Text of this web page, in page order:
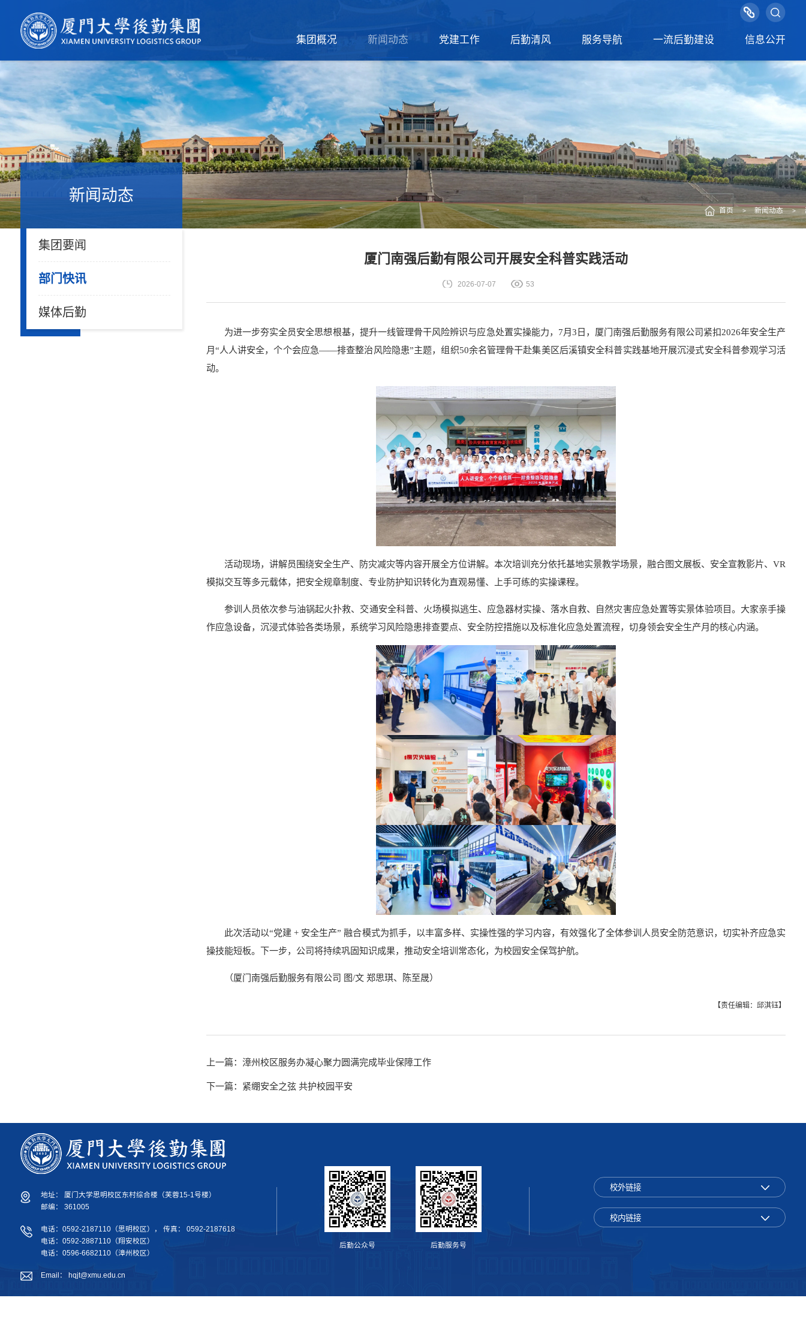
集团概况 新闻动态 党建工作 后勤清风 服务导航 一流后勤建设 信息公开
首页 > 新闻动态 >
新闻动态
集团要闻
部门快讯
媒体后勤
厦门南强后勤有限公司开展安全科普实践活动
2026-07-07 53
为进一步夯实全员安全思想根基，提升一线管理骨干风险辨识与应急处置实操能力，7月3日，厦门南强后勤服务有限公司紧扣2026年安全生产
月“人人讲安全，个个会应急——排查整治风险隐患”主题，组织50余名管理骨干赴集美区后溪镇安全科普实践基地开展沉浸式安全科普参观学习活
动。
活动现场，讲解员围绕安全生产、防灾减灾等内容开展全方位讲解。本次培训充分依托基地实景教学场景，融合图文展板、安全宣教影片、VR
模拟交互等多元载体，把安全规章制度、专业防护知识转化为直观易懂、上手可练的实操课程。
参训人员依次参与油锅起火扑救、交通安全科普、火场模拟逃生、应急器材实操、落水自救、自然灾害应急处置等实景体验项目。大家亲手操
作应急设备，沉浸式体验各类场景，系统学习风险隐患排查要点、安全防控措施以及标准化应急处置流程，切身领会安全生产月的核心内涵。
此次活动以“党建 + 安全生产” 融合模式为抓手，以丰富多样、实操性强的学习内容，有效强化了全体参训人员安全防范意识，切实补齐应急实
操技能短板。下一步，公司将持续巩固知识成果，推动安全培训常态化，为校园安全保驾护航。
（厦门南强后勤服务有限公司 图/文 郑思琪、陈至晟）
【责任编辑：邱淇钰】
上一篇： 漳州校区服务办凝心聚力圆满完成毕业保障工作
下一篇： 紧绷安全之弦 共护校园平安
地址： 厦门大学思明校区东村综合楼（芙蓉15-1号楼）
邮编： 361005
电话：0592-2187110（思明校区）， 传真： 0592-2187618
电话：0592-2887110（翔安校区）
电话：0596-6682110（漳州校区）
Email： hqjt@xmu.edu.cn
后勤公众号 后勤服务号
校外链接
校内链接